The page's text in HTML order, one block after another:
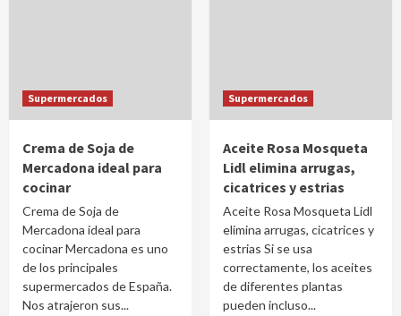
Supermercados
Crema de Soja de
Mercadona ideal para
cocinar
Crema de Soja de
Mercadona ideal para
cocinar Mercadona es uno
de los principales
supermercados de España.
Nos atrajeron sus...
Supermercados
Aceite Rosa Mosqueta
Lidl elimina arrugas,
cicatrices y estrias
Aceite Rosa Mosqueta Lidl
elimina arrugas, cicatrices y
estrias Si se usa
correctamente, los aceites
de diferentes plantas
pueden incluso...